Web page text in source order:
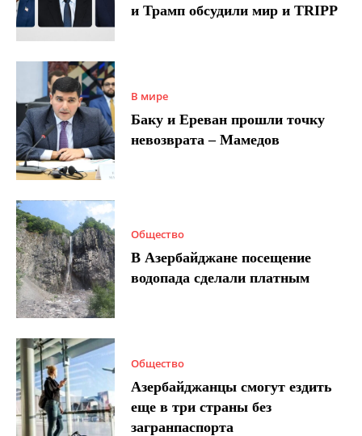
и Трамп обсудили мир и TRIPP
В мире
Баку и Ереван прошли точку
невозврата – Мамедов
Общество
В Азербайджане посещение
водопада сделали платным
Общество
Азербайджанцы смогут ездить
еще в три страны без
загранпаспорта